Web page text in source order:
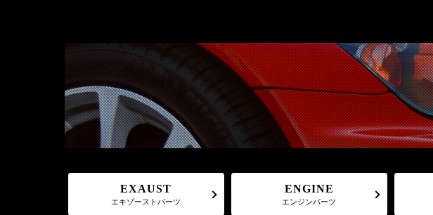
EXAUST
エキゾーストパーツ
ENGINE
エンジンパーツ